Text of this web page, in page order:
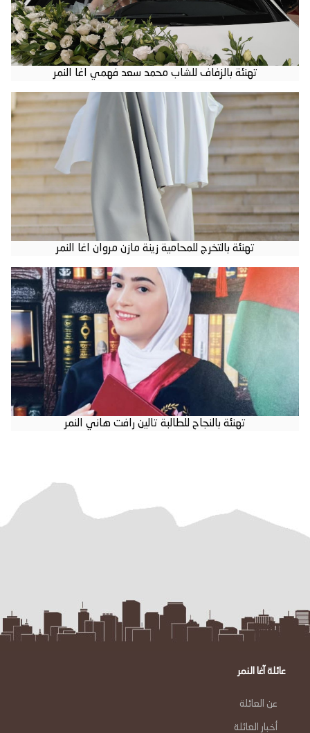
تهنئة بالزفاف للشاب محمد سعد فهمي اغا النمر
تهنئة بالتخرج للمحامية زينة مازن مروان اغا النمر
تهنئة بالنجاح للطالبة تالين رافت هاني النمر
عائلة آغا النمر
عن العائلة
أخبار العائلة